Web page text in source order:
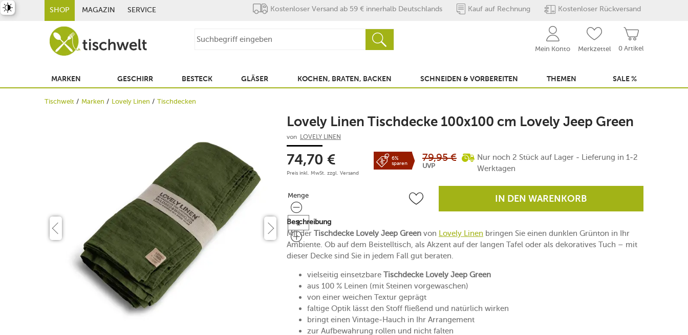
SHOP MAGAZIN SERVICE Kostenloser Versand ab 59 € innerhalb Deutschlands Kauf auf Rechnung Kostenloser Rückversand
0 Artikel
Mein Konto Merkzettel
MARKEN GESCHIRR BESTECK GLÄSER KOCHEN, BRATEN, BACKEN SCHNEIDEN & VORBEREITEN THEMEN SALE %
Tischwelt Marken Lovely Linen Tischdecken
Lovely Linen Tischdecke 100x100 cm Lovely Jeep Green
von LOVELY LINEN
74,70 €
Preis inkl. MwSt. zzgl. Versand
6%
sparen
79,95 €
UVP
Nur noch 2 Stück auf Lager - Lieferung in 1-2
Werktagen
Menge
Menge IN DEN WARENKORB
Beschreibung
Mit der Tischdecke Lovely Jeep Green von Lovely Linen bringen Sie einen dunklen Grünton in Ihr
Ambiente. Ob auf dem Beistelltisch, als Akzent auf der langen Tafel oder als dekoratives Tuch – mit
dieser Decke sind Sie in jedem Fall gut beraten.
vielseitig einsetzbare Tischdecke Lovely Jeep Green
aus 100 % Leinen (mit Steinen vorgewaschen)
von einer weichen Textur geprägt
faltige Optik lässt den Stoff fließend und natürlich wirken
bringt einen Vintage-Hauch in Ihr Arrangement
zur Aufbewahrung rollen und nicht falten
umschalten